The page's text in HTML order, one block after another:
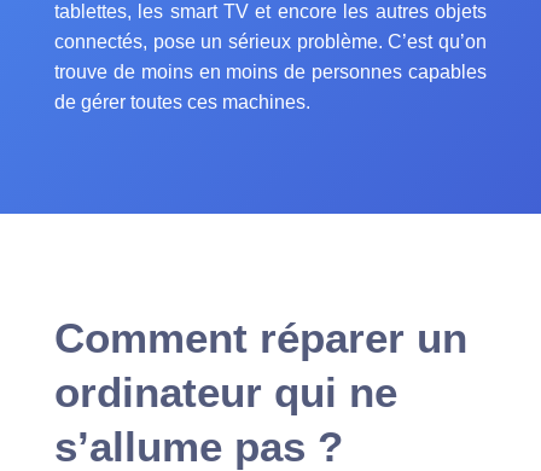
tablettes, les smart TV et encore les autres objets
connectés, pose un sérieux problème. C’est qu’on
trouve de moins en moins de personnes capables
de gérer toutes ces machines.
Comment réparer un
ordinateur qui ne
s’allume pas ?